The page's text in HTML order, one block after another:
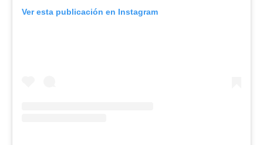
Ver esta publicación en Instagram